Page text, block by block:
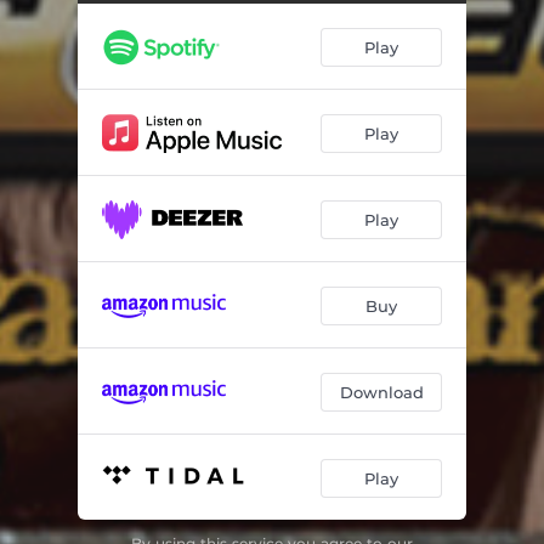
Ser Feio Não é Defeito - Ao Vivo
Com Deus Na Frente - Ao Vivo 02:30
Bom Jesus de Pirapora - Ao Vivo 02:45
Obrigado Ao Homem do Campo - Ao Vivo 03:57
Cheiro de Relva - Ao Vivo 03:08
Você é Tudo Que Pedi Pra Deus (Magia) - AO Vivo 03:09
Homenagem a Catulo - Ao Vivo 04:32
Play
Play
Play
Buy
Download
Play